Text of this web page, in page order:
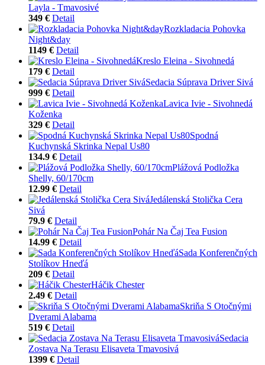
Layla - Tmavosivé
349 € Detail
Rozkladacia Pohovka
Night&day
1149 € Detail
Kreslo Eleina - Sivohnedá
179 € Detail
Sedacia Súprava Driver Sivá
999 € Detail
Lavica Ivie - Sivohnedá
Koženka
329 € Detail
Spodná
Kuchynská Skrinka Nepal Us80
134.9 € Detail
Plážová Podložka
Shelly, 60/170cm
12.99 € Detail
Jedálenská Stolička Cera
Sivá
79.9 € Detail
Pohár Na Čaj Tea Fusion
14.99 € Detail
Sada Konferenčných
Stolíkov Hneďá
209 € Detail
Háčik Chester
2.49 € Detail
Skriňa S Otočnými
Dverami Alabama
519 € Detail
Sedacia
Zostava Na Terasu Elisaveta Tmavosivá
1399 € Detail